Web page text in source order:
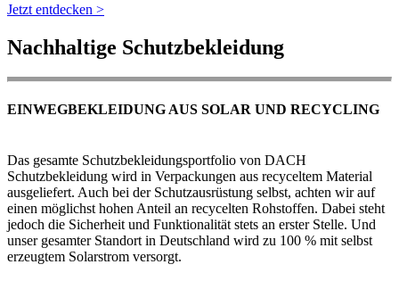
Jetzt entdecken >
Nachhaltige Schutzbekleidung
EINWEGBEKLEIDUNG AUS SOLAR UND RECYCLING
Das gesamte Schutzbekleidungsportfolio von DACH
Schutzbekleidung wird in Verpackungen aus recyceltem Material
ausgeliefert. Auch bei der Schutzausrüstung selbst, achten wir auf
einen möglichst hohen Anteil an recycelten Rohstoffen. Dabei steht
jedoch die Sicherheit und Funktionalität stets an erster Stelle. Und
unser gesamter Standort in Deutschland wird zu 100 % mit selbst
erzeugtem Solarstrom versorgt.